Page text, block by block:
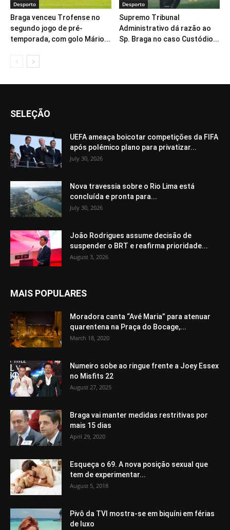
Desporto
Braga venceu Trofense no
segundo jogo de pré-
temporada, com golo Mário...
Desporto
Supremo Tribunal
Administrativo dá razão ao
Sp. Braga no caso Custódio...
SELEÇÃO
UEFA ameaça boicotar competições da FIFA
após polémico plano para privatizar...
July 30, 2026
Nova travessia sobre o Rio Lima está
concluída e pronta para...
July 30, 2026
João Rodrigues assume decisão de
suspender o BRT e reafirma prioridade...
August 3, 2026
MAIS POPULARES
Moradora canta “Avé Maria” para atenuar
quarentena na Praça do Bocage,...
March 18, 2020
Numeiro sobe ao ringue frente a Joey Essex
no Misfits 22
August 27, 2025
Braga vai manter medidas restritivas por
mais 15 dias
April 29, 2020
Esqueça o 69. A nova posição sexual que
tem de experimentar...
August 5, 2018
Pivô da TVI mostra-se em biquíni em férias
de luxo